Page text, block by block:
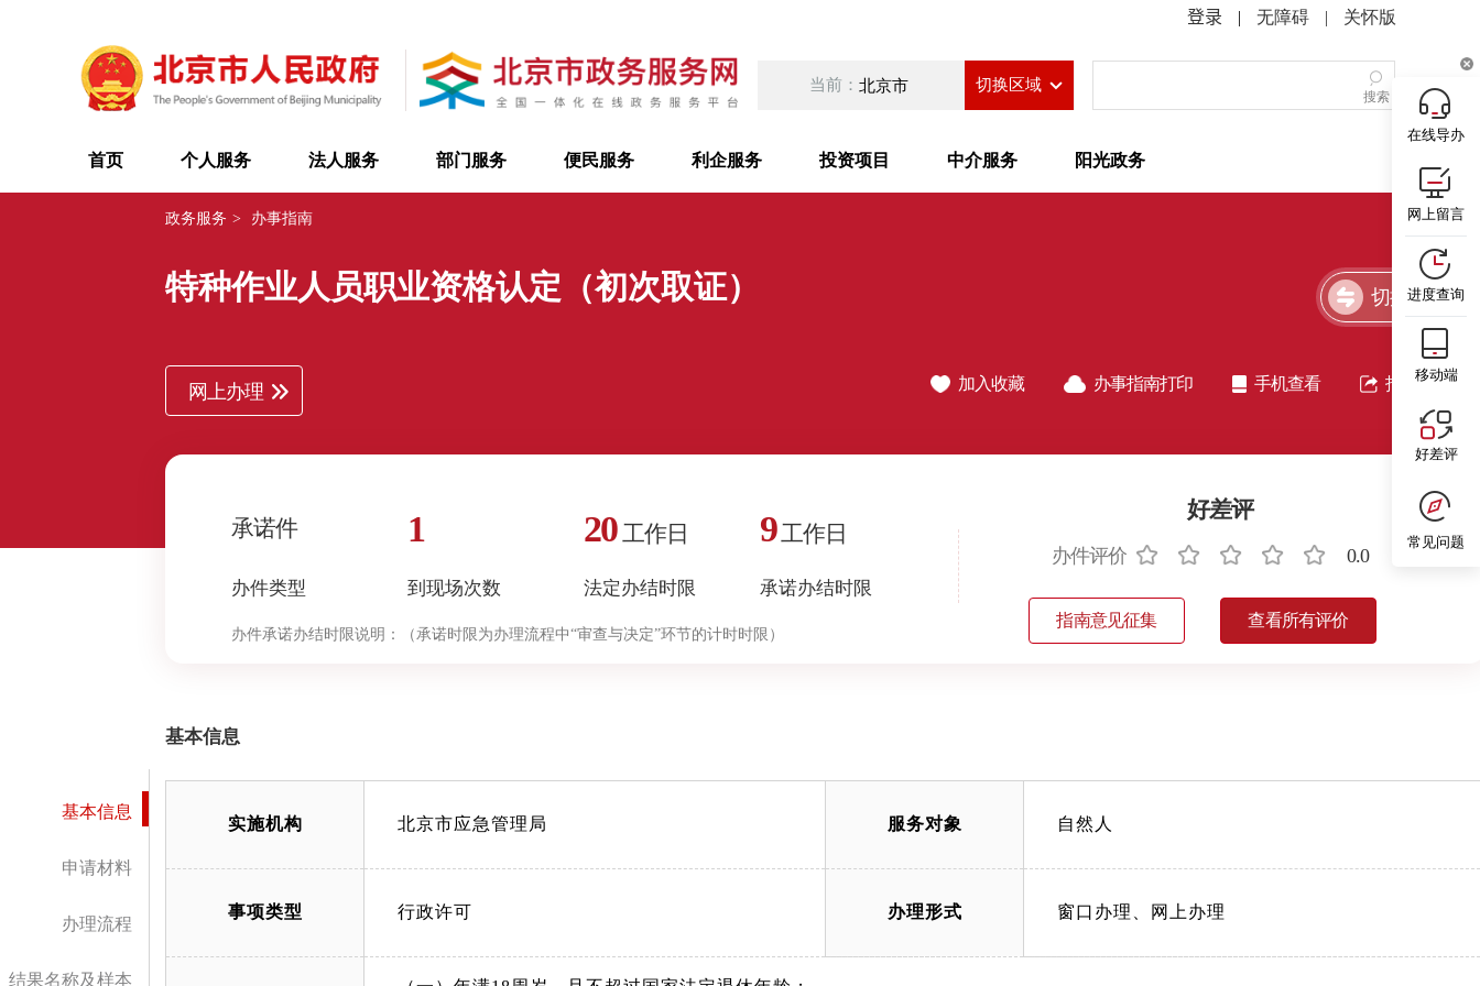
| 无障碍 | 关怀版
当前： 北京市 切换区域
搜索
首页 个人服务 法人服务 部门服务 便民服务 利企服务 投资项目 中介服务 阳光政务
政务服务 > 办事指南
特种作业人员职业资格认定（初次取证） 切换简洁版
网上办理 加入收藏 办事指南打印 手机查看 指南分享
承诺件
办件类型
1
到现场次数
20工作日
法定办结时限
9工作日
承诺办结时限
好差评
办件评价 0.0
指南意见征集 查看所有评价
办件承诺办结时限说明： （承诺时限为办理流程中“审查与决定”环节的计时时限）
基本信息
申请材料
办理流程
结果名称及样本
基本信息
实施机构 北京市应急管理局 服务对象 自然人
事项类型 行政许可 办理形式 窗口办理、网上办理
在线导办
网上留言
进度查询
移动端
好差评
常见问题